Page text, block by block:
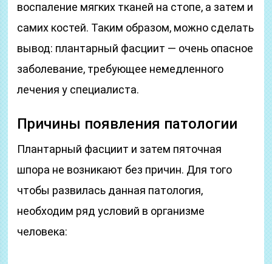
воспаление мягких тканей на стопе, а затем и
самих костей. Таким образом, можно сделать
вывод: плантарный фасциит — очень опасное
заболевание, требующее немедленного
лечения у специалиста.
Причины появления патологии
Плантарный фасциит и затем пяточная
шпора не возникают без причин. Для того
чтобы развилась данная патология,
необходим ряд условий в организме
человека: